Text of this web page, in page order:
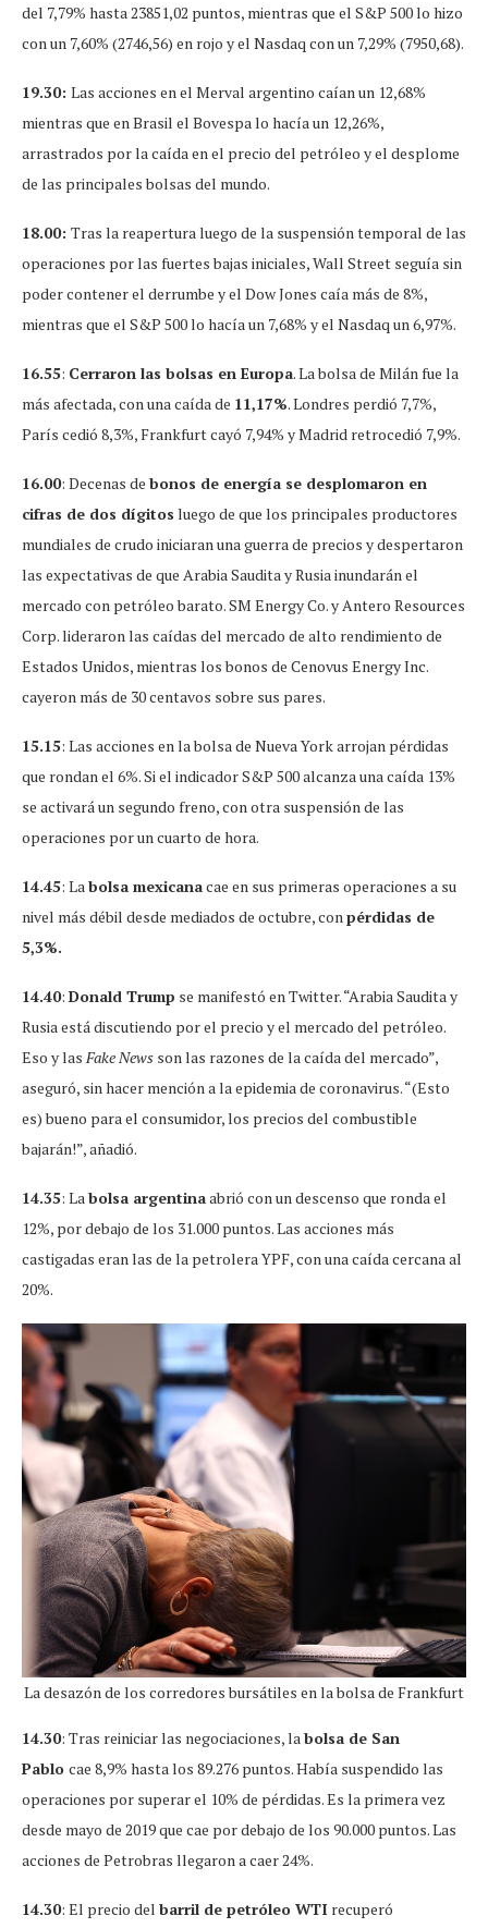
del 7,79% hasta 23851,02 puntos, mientras que el S&P 500 lo hizo
con un 7,60% (2746,56) en rojo y el Nasdaq con un 7,29% (7950,68).
19.30: Las acciones en el Merval argentino caían un 12,68%
mientras que en Brasil el Bovespa lo hacía un 12,26%,
arrastrados por la caída en el precio del petróleo y el desplome
de las principales bolsas del mundo.
18.00: Tras la reapertura luego de la suspensión temporal de las
operaciones por las fuertes bajas iniciales, Wall Street seguía sin
poder contener el derrumbe y el Dow Jones caía más de 8%,
mientras que el S&P 500 lo hacía un 7,68% y el Nasdaq un 6,97%.
16.55: Cerraron las bolsas en Europa. La bolsa de Milán fue la
más afectada, con una caída de 11,17%. Londres perdió 7,7%,
París cedió 8,3%, Frankfurt cayó 7,94% y Madrid retrocedió 7,9%.
16.00: Decenas de bonos de energía se desplomaron en
cifras de dos dígitos luego de que los principales productores
mundiales de crudo iniciaran una guerra de precios y despertaron
las expectativas de que Arabia Saudita y Rusia inundarán el
mercado con petróleo barato. SM Energy Co. y Antero Resources
Corp. lideraron las caídas del mercado de alto rendimiento de
Estados Unidos, mientras los bonos de Cenovus Energy Inc.
cayeron más de 30 centavos sobre sus pares.
15.15: Las acciones en la bolsa de Nueva York arrojan pérdidas
que rondan el 6%. Si el indicador S&P 500 alcanza una caída 13%
se activará un segundo freno, con otra suspensión de las
operaciones por un cuarto de hora.
14.45: Labolsa mexicanacae en sus primeras operaciones a su
nivel más débil desde mediados de octubre, conpérdidas de
5,3%.
14.40: Donald Trump se manifestó en Twitter. “Arabia Saudita y
Rusia está discutiendo por el precio y el mercado del petróleo.
Eso y las Fake News son las razones de la caída del mercado”,
aseguró, sin hacer mención a la epidemia de coronavirus. “(Esto
es) bueno para el consumidor, los precios del combustible
bajarán!”, añadió.
14.35: Labolsa argentinaabrió con un descenso que ronda el
12%, por debajo de los 31.000 puntos. Las acciones más
castigadas eran las de la petrolera YPF, con una caída cercana al
20%.
La desazón de los corredores bursátiles en la bolsa de Frankfurt
14.30: Tras reiniciar las negociaciones, la bolsa de San
Pablo cae 8,9% hasta los 89.276 puntos. Había suspendido las
operaciones por superar el 10% de pérdidas. Es la primera vez
desde mayo de 2019 que cae por debajo de los 90.000 puntos. Las
acciones de Petrobras llegaron a caer 24%.
14.30: El precio del barril de petróleo WTI recuperó